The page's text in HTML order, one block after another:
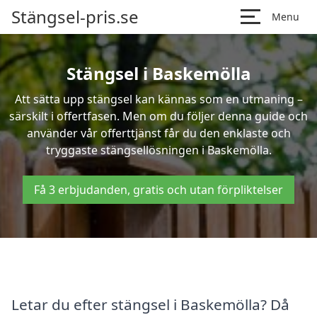
Stängsel-pris.se Menu
Stängsel i Baskemölla
Att sätta upp stängsel kan kännas som en utmaning –
särskilt i offertfasen. Men om du följer denna guide och
använder vår offerttjänst får du den enklaste och
tryggaste stängsellösningen i Baskemölla.
Få 3 erbjudanden, gratis och utan förpliktelser
Letar du efter stängsel i Baskemölla? Då